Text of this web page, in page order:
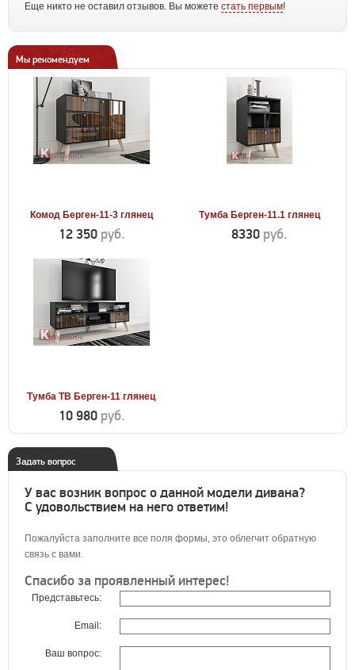
Еще никто не оставил отзывов. Вы можете стать первым!
Мы рекомендуем
Комод Берген-11-3 глянец
12 350 руб.
Тумба Берген-11.1 глянец
8330 руб.
Тумба ТВ Берген-11 глянец
10 980 руб.
Задать вопрос
У вас возник вопрос о данной модели дивана?
С удовольствием на него ответим!
Пожалуйста заполните все поля формы, это облегчит обратную
связь с вами.
Спасибо за проявленный интерес!
Представьтесь:
Email:
Ваш вопрос: